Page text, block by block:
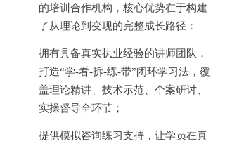
的培训合作机构，核心优势在于构建
了从理论到变现的完整成长路径：
拥有具备真实执业经验的讲师团队，
打造“学-看-拆-练-带”闭环学习法，覆
盖理论精讲、技术示范、个案研讨、
实操督导全环节；
提供模拟咨询练习支持，让学员在真